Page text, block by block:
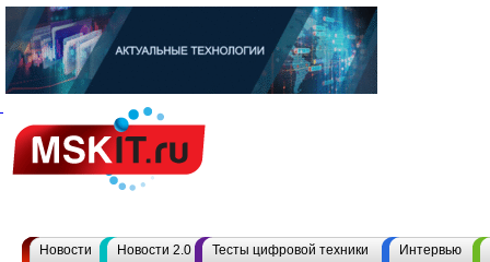
Новости Новости 2.0 Тесты цифровой техники Интервью